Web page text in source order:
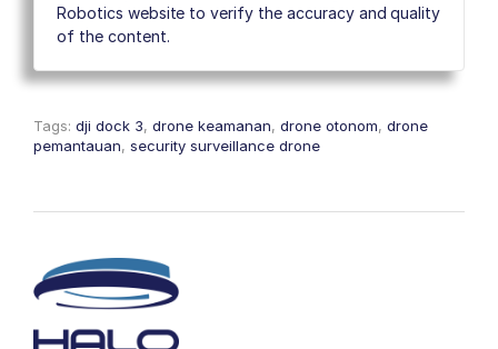
Robotics website to verify the accuracy and quality
of the content.
Tags: dji dock 3, drone keamanan, drone otonom, drone
pemantauan, security surveillance drone